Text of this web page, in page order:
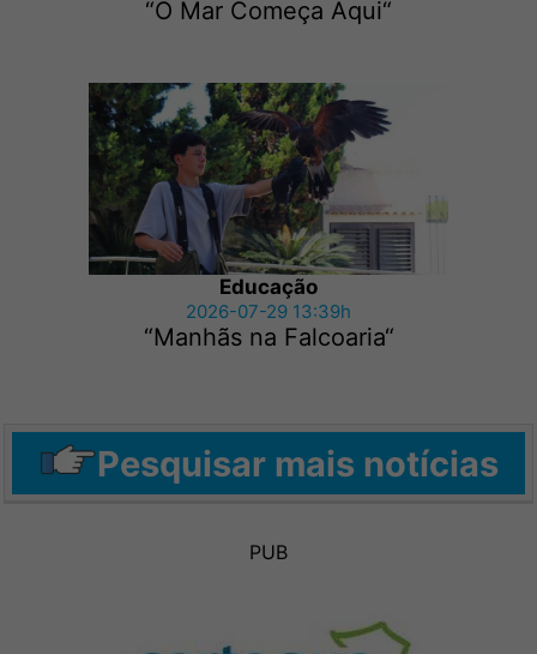
“O Mar Começa Aqui“
Educação
2026-07-29 13:39h
“Manhãs na Falcoaria“
Pesquisar mais notícias
PUB